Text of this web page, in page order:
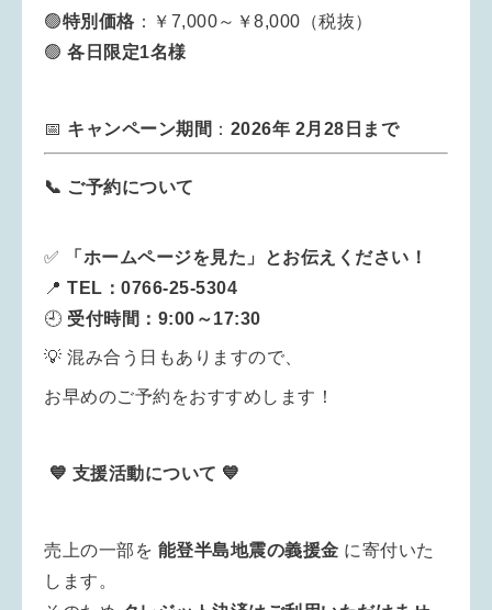
🟢特別 価格 ：￥7,000～￥8,000（税抜）
🟢 各日限定1名様
📅 キャンペーン期間 ： 2026年 2月28日まで
📞 ご予約について
✅
「ホームページを見た」とお伝えください！
📍 TEL：0766-25-5304
🕘 受付時間：9:00～17:30
💡 混み合う日もありますので、
お早めのご予約をおすすめします！
💙 支援活動について 💙
売上の一部を 能登半島地震の義援金 に寄付いた
します。